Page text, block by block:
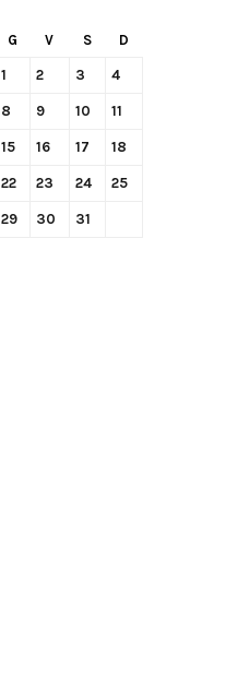
G V S D
1 2 3 4
8 9 10 11
15 16 17 18
22 23 24 25
29 30 31